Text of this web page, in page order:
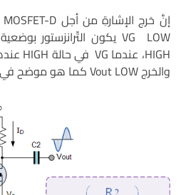
والخرج Vout LOW كما هو موضح في الصورة بالأسفل.